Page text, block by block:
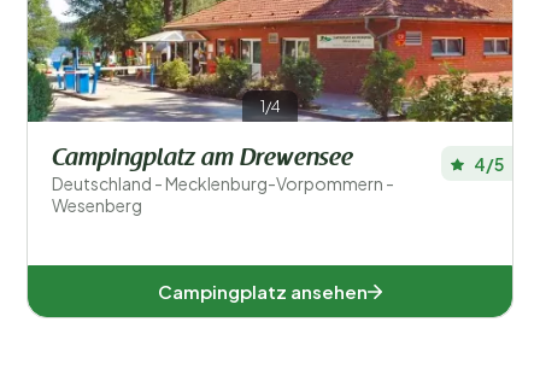
Regionen
1/4
Campingplatz am Drewensee
Deutschland - Mecklenburg-Vorpommern -
Wesenberg
4/5
Campingplatz ansehen